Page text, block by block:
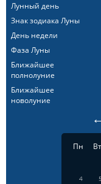
Лунный день
Знак зодиака Луны
День недели
Фаза Луны
Ближайшее
полнолуние
Ближайшее
новолуние
Пн Вт
4
5